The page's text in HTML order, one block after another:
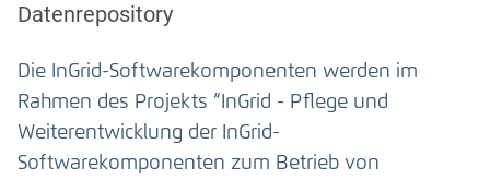
Datenrepository
Die InGrid-Softwarekomponenten werden im
Rahmen des Projekts “InGrid - Pflege und
Weiterentwicklung der InGrid-
Softwarekomponenten zum Betrieb von